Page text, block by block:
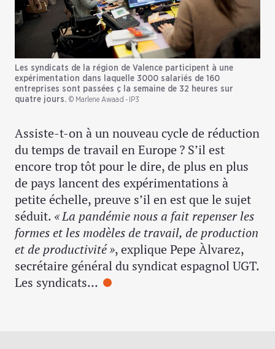
Les syndicats de la région de Valence participent à une
expérimentation dans laquelle 3000 salariés de 160
entreprises sont passées ç la semaine de 32 heures sur
quatre jours. © Marlene Awaad - IP3
Assiste-t-on à un nouveau cycle de réduction
du temps de travail en Europe ? S’il est
encore trop tôt pour le dire, de plus en plus
de pays lancent des expérimentations à
petite échelle, preuve s’il en est que le sujet
séduit. « La pandémie nous a fait repenser les
formes et les modèles de travail, de production
et de productivité », explique Pepe Àlvarez,
secrétaire général du syndicat espagnol UGT.
Les syndicats…